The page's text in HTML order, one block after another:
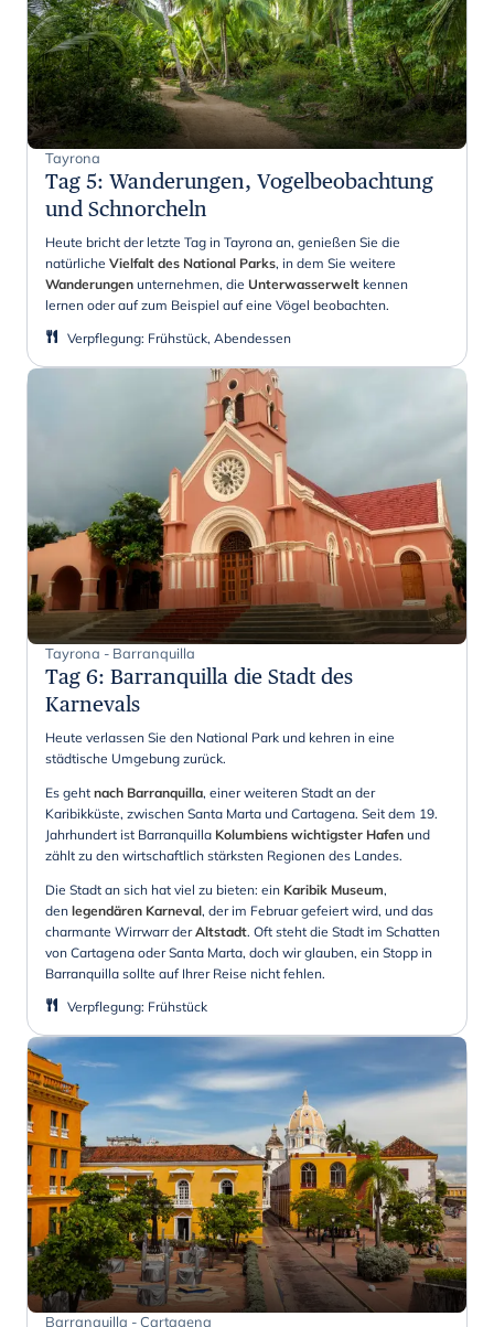
Tayrona
Tag 5: Wanderungen, Vogelbeobachtung
und Schnorcheln
Heute bricht der letzte Tag in Tayrona an, genießen Sie die
natürliche Vielfalt des National Parks, in dem Sie weitere
Wanderungen unternehmen, die Unterwasserwelt kennen
lernen oder auf zum Beispiel auf eine Vögel beobachten.
Verpflegung: Frühstück, Abendessen
Tayrona - Barranquilla
Tag 6: Barranquilla die Stadt des
Karnevals
Heute verlassen Sie den National Park und kehren in eine
städtische Umgebung zurück.
Es geht nach Barranquilla, einer weiteren Stadt an der
Karibikküste, zwischen Santa Marta und Cartagena. Seit dem 19.
Jahrhundert ist Barranquilla Kolumbiens wichtigster Hafen und
zählt zu den wirtschaftlich stärksten Regionen des Landes.
Die Stadt an sich hat viel zu bieten: ein Karibik Museum,
den legendären Karneval, der im Februar gefeiert wird, und das
charmante Wirrwarr derAltstadt. Oft steht die Stadt im Schatten
von Cartagena oder Santa Marta, doch wir glauben, ein Stopp in
Barranquilla sollte auf Ihrer Reise nicht fehlen.
Verpflegung: Frühstück
Barranquilla - Cartagena